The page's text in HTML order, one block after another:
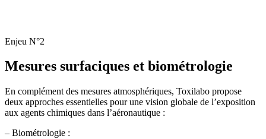
Enjeu N°2
Mesures surfaciques et biométrologie
En complément des mesures atmosphériques, Toxilabo propose
deux approches essentielles pour une vision globale de l’exposition
aux agents chimiques dans l’aéronautique :
– Biométrologie :